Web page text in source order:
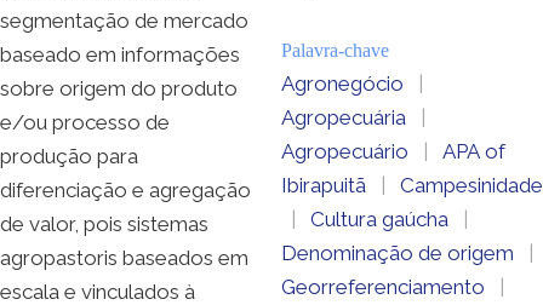
segmentação de mercado
baseado em informações
sobre origem do produto
e/ou processo de
produção para
diferenciação e agregação
de valor, pois sistemas
agropastoris baseados em
escala e vinculados à
Palavra-chave
Agronegócio
|
Agropecuária
|
Agropecuário
|
APA of
Ibirapuitã
|
Campesinidade
|
Cultura gaúcha
|
Denominação de origem
|
Georreferenciamento
|